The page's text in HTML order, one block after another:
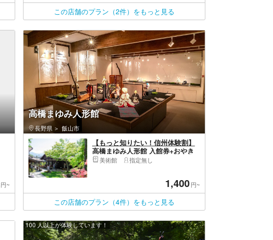
この店舗のプラン（2件）をもっと見る
円~
高橋まゆみ人形館
長野県 飯山市
【もっと知りたい！信州体験割】
高橋まゆみ人形館 入館券+おやき
とスープの喫茶セット（12月25日
美術館 指定無し
1,400円~
この店舗のプラン（4件）をもっと見る
100 人以上が体験しています！